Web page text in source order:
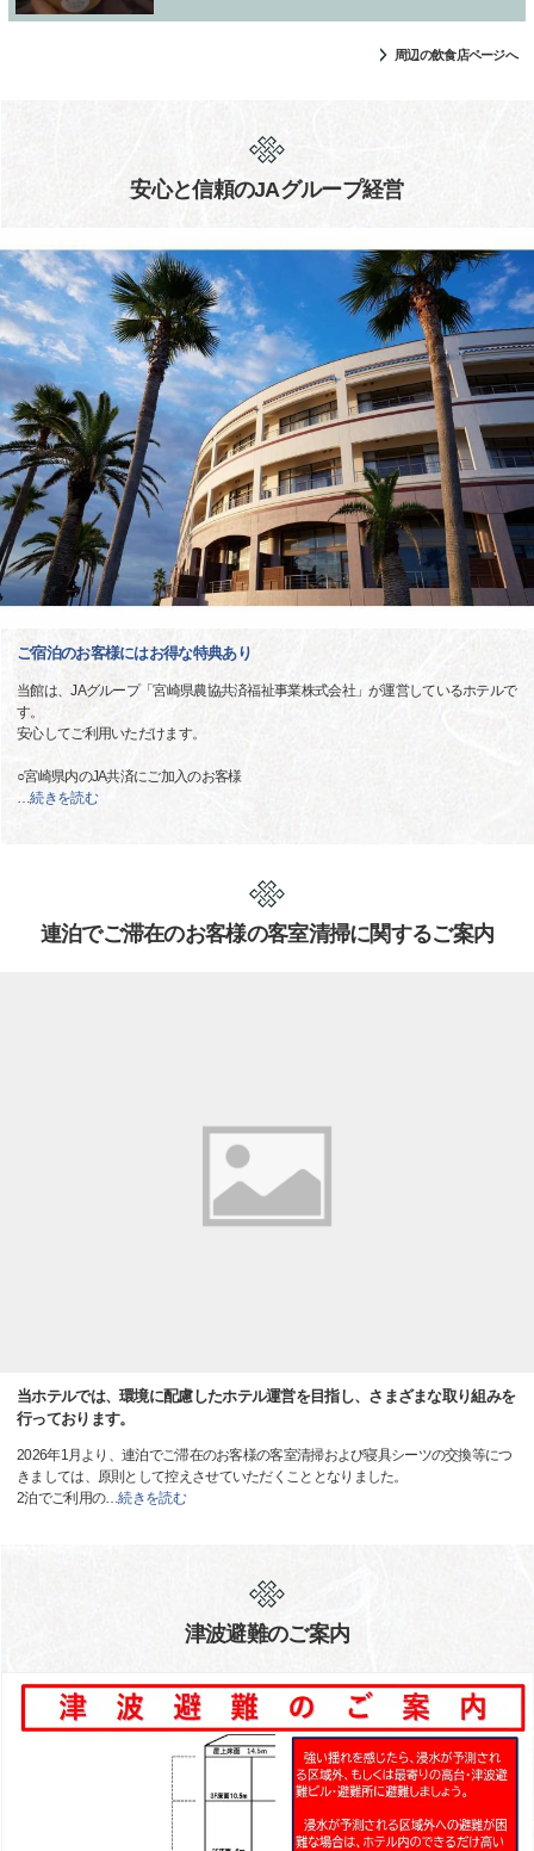
周辺の飲食店ページへ
安心と信頼のJAグループ経営
ご宿泊のお客様にはお得な特典あり
当館は、JAグループ「宮崎県農協共済福祉事業株式会社」が運営しているホテルで
す。
安心してご利用いただけます。
○宮崎県内のJA共済にご加入のお客様
…続きを読む
連泊でご滞在のお客様の客室清掃に関するご案内
当ホテルでは、環境に配慮したホテル運営を目指し、さまざまな取り組みを
行っております。
2026年1月より、連泊でご滞在のお客様の客室清掃および寝具シーツの交換等につ
きましては、原則として控えさせていただくこととなりました。
2泊でご利用の…続きを読む
津波避難のご案内